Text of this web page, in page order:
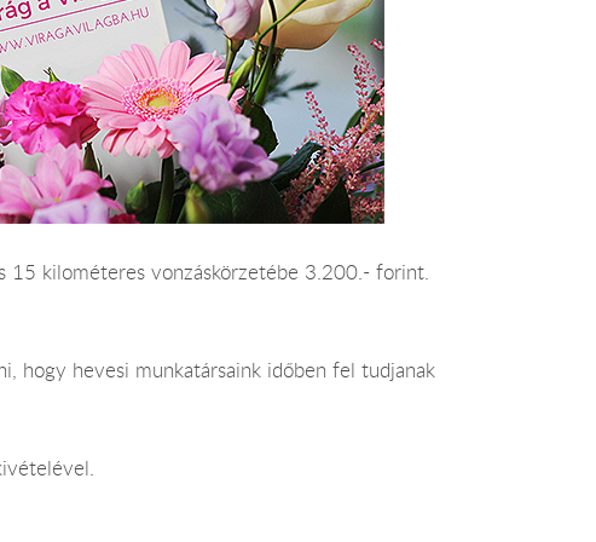
15 kilométeres vonzáskörzetébe 3.200.- forint.
hogy hevesi munkatársaink időben fel tudjanak